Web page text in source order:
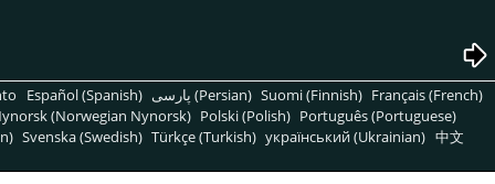
Español (Spanish) پارسی (Persian) Suomi (Finnish) Français (French)
(Norwegian Nynorsk) Polski (Polish) Português (Portuguese)
Svenska (Swedish) Türkçe (Turkish) український (Ukrainian) 中文